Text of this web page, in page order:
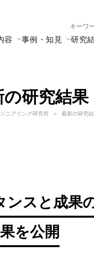
検索キーワ
容 事例・知見 研究
の研究結果
ニアリング研究所 最新の研究
ンスと成果
果を公開